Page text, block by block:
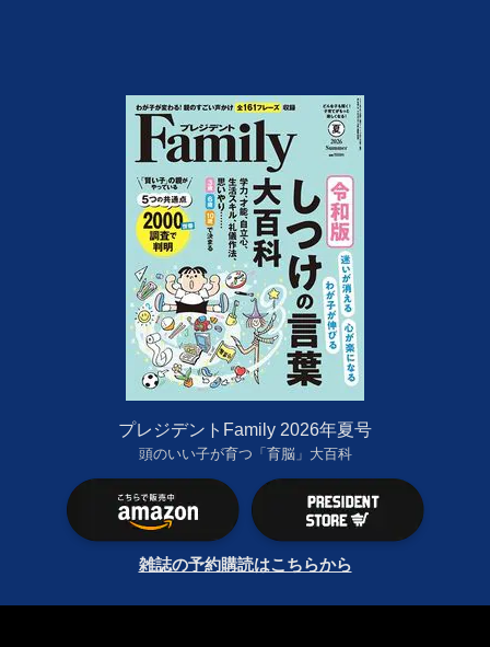
プレジデントFamily 2026年夏号
頭のいい子が育つ「育脳」大百科
雑誌の予約購読はこちらから